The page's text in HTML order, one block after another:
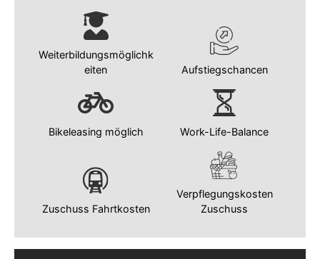
Weiterbildungsmöglichk
eiten
Aufstiegschancen
Bikeleasing möglich Work-Life-Balance
Zuschuss Fahrtkosten
Verpflegungskosten
Zuschuss